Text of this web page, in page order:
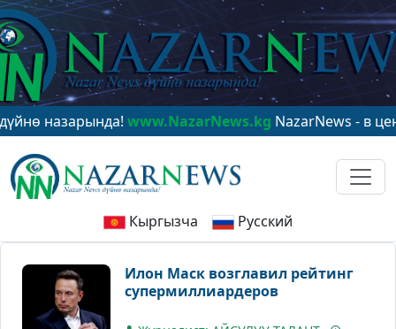
www.NazarNews.kgNazarNews - в центре
Кыргызча Русский
Илон Маск возглавил рейтинг
супермиллиардеров